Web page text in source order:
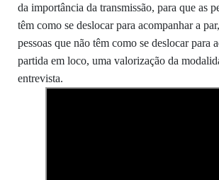
da importância da transmissão, para que as
têm como se deslocar para acompanhar a
pessoas que não têm como se deslocar para
partida em loco, uma valorização da
entrevista.